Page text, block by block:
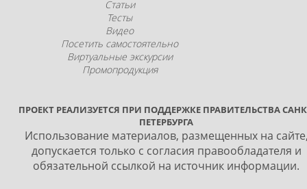
Статьи
Тесты
Видео
Посетить самостоятельно
Виртуальные экскурсии
Промопродукция
ПРОЕКТ РЕАЛИЗУЕТСЯ ПРИ ПОДДЕРЖКЕ ПРАВИТЕЛЬСТВА
ПЕТЕРБУРГА
Использование материалов, размещенных на
допускается только с согласия правообладателя и
обязательной ссылкой на источник информации.